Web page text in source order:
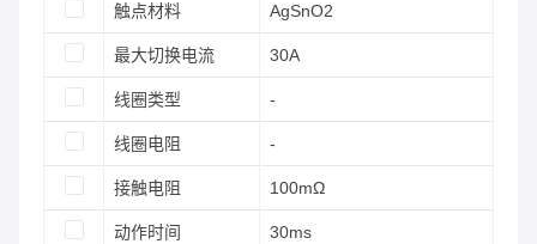
触点材料 AgSnO2
最大切换电流 30A
线圈类型 -
线圈电阻 -
接触电阻 100mΩ
动作时间 30ms